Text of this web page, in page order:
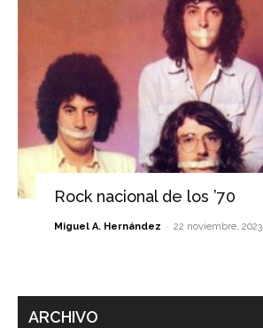
Rock nacional de los ’70
Miguel A. Hernández - 22 noviembre, 2023
ARCHIVO